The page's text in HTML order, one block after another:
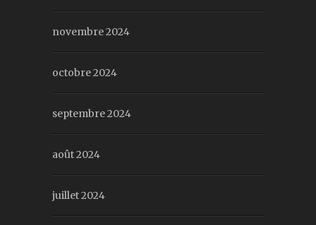
novembre 2024
octobre 2024
septembre 2024
août 2024
juillet 2024